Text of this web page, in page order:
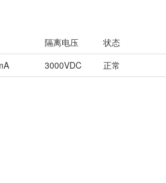
隔离电压
状态
3000VDC 正常